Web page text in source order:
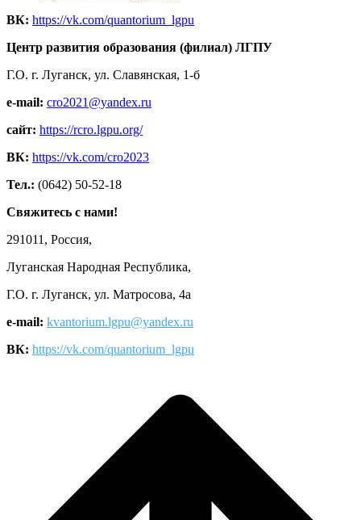
ВК: https://vk.com/quantorium_lgpu
Центр развития образования (филиал) ЛГПУ
Г.О. г. Луганск, ул. Славянская, 1-б
e-mail: cro2021@yandex.ru
сайт: https://rcro.lgpu.org/
ВК: https://vk.com/cro2023
Тел.: (0642) 50-52-18
Свяжитесь с нами!
291011, Россия,
Луганская Народная Республика,
Г.О. г. Луганск, ул. Матросова, 4а
e-mail: kvantorium.lgpu@yandex.ru
ВК: https://vk.com/quantorium_lgpu